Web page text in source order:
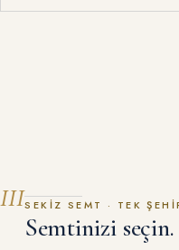
IIISEKIZ SEMT · TEK
Semtinizi seçin.